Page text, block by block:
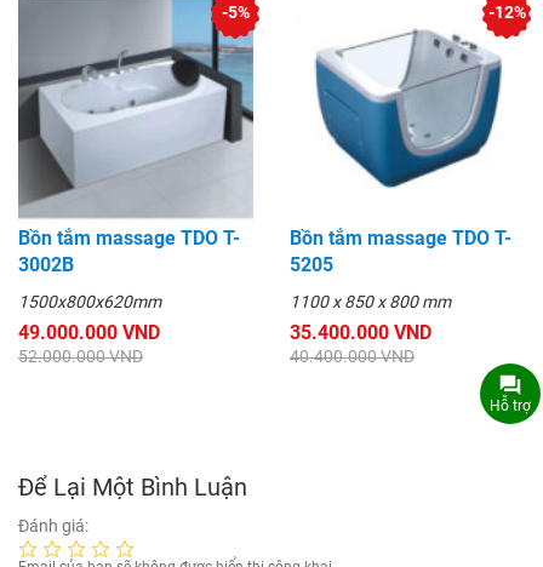
Bồn tắm massage TDO T-
3002B
1500x800x620mm
49.000.000 VND
52.000.000 VND
-5%
Bồn tắm massage TDO T-
5205
1100 x 850 x 800 mm
35.400.000 VND
40.400.000 VND
-12%
Để Lại Một Bình Luận
Đánh giá:
Hỗ trợ